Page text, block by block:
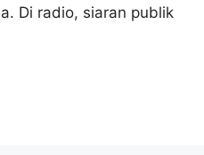
Di radio, siaran publik